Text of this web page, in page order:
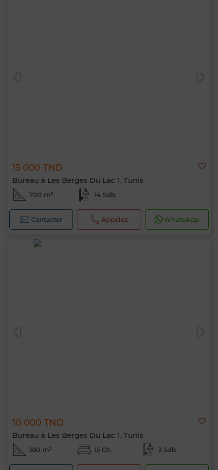
15 000 TND
Bureau à Les Berges Du Lac 1, Tunis
700 m² 14 Sdb.
Contacter Appelez WhatsApp
10 000 TND
Bureau à Les Berges Du Lac 1, Tunis
550 m² 15 Ch. 3 Sdb.